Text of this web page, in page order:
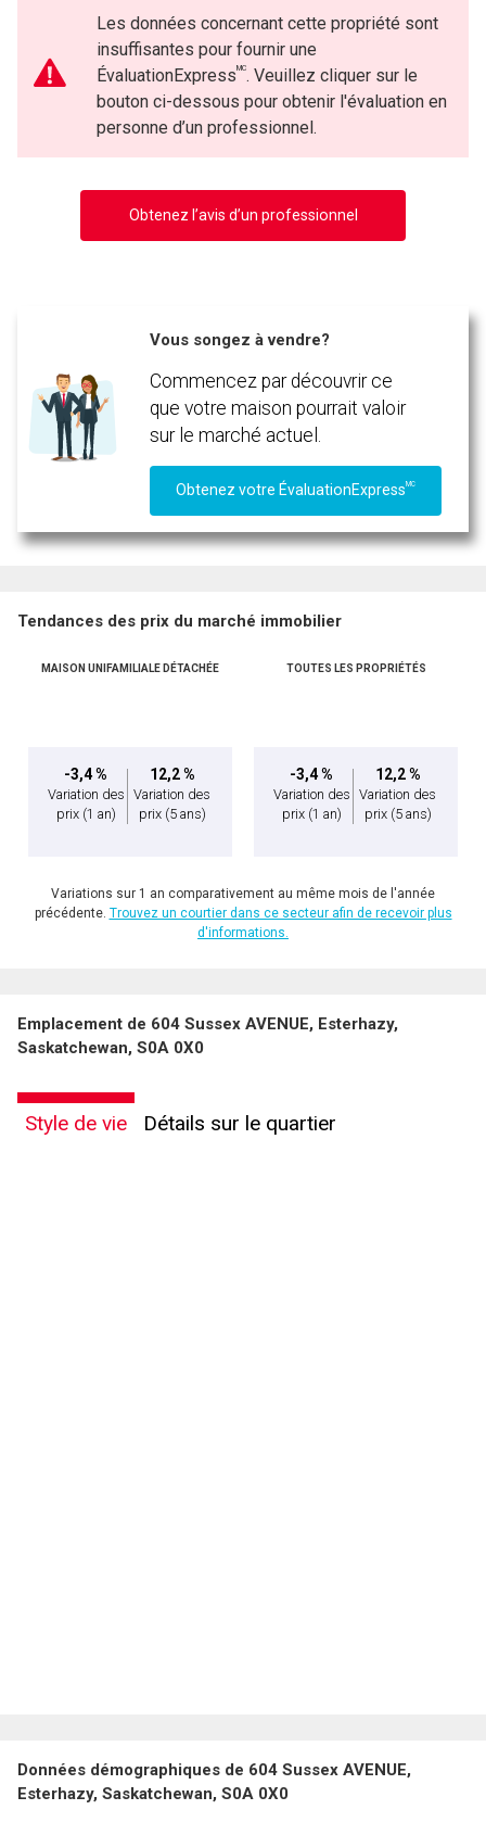
Les données concernant cette propriété sont
insuffisantes pour fournir une
ÉvaluationExpressMC. Veuillez cliquer sur le
bouton ci-dessous pour obtenir l'évaluation en
personne d’un professionnel.
Obtenez l’avis d’un professionnel
Vous songez à vendre?
Commencez par découvrir ce
que votre maison pourrait valoir
sur le marché actuel.
Obtenez votre ÉvaluationExpressMC
Tendances des prix du marché immobilier
MAISON UNIFAMILIALE DÉTACHÉE
-3,4 %
Variation des
prix (1 an)
12,2 %
Variation des
prix (5 ans)
TOUTES LES PROPRIÉTÉS
-3,4 %
Variation des
prix (1 an)
12,2 %
Variation des
prix (5 ans)
Variations sur 1 an comparativement au même mois de l'année
précédente. Trouvez un courtier dans ce secteur afin de recevoir plus
d'informations.
Emplacement de 604 Sussex AVENUE, Esterhazy,
Saskatchewan, S0A 0X0
Style de vie Détails sur le quartier
Données démographiques de 604 Sussex AVENUE,
Esterhazy, Saskatchewan, S0A 0X0